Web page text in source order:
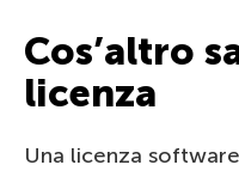
Cos’altro
licenza
Una licenza